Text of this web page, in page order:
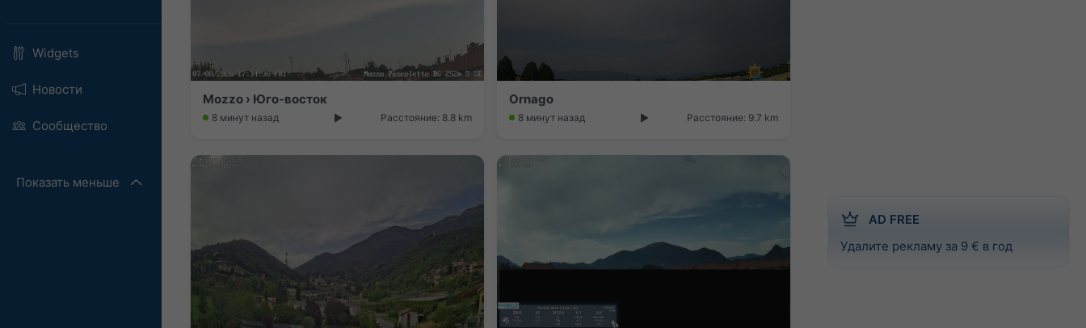
Widgets
Новости
Сообщество
Показать меньше
AD FREE
Удалите рекламу за 9 € в год
Mozzo › Юго-восток
8 минут назад Расстояние: 8.8 km
Ornago
8 минут назад Расстояние: 9.7 km